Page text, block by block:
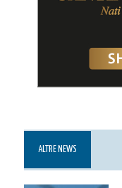
ALTRE NEWS